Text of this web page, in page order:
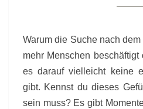
Warum die Suche nach
mehr Menschen
es darauf vielleicht keine
gibt. Kennst du dieses
sein muss? Es gibt